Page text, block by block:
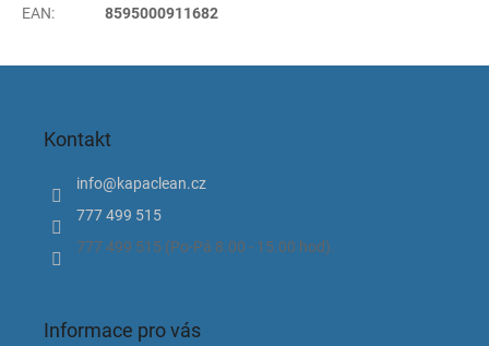
EAN: 8595000911682
Kontakt
info@kapaclean.cz
777 499 515
777 499 515 (Po-Pá 8.00 - 15.00 hod).
Informace pro vás